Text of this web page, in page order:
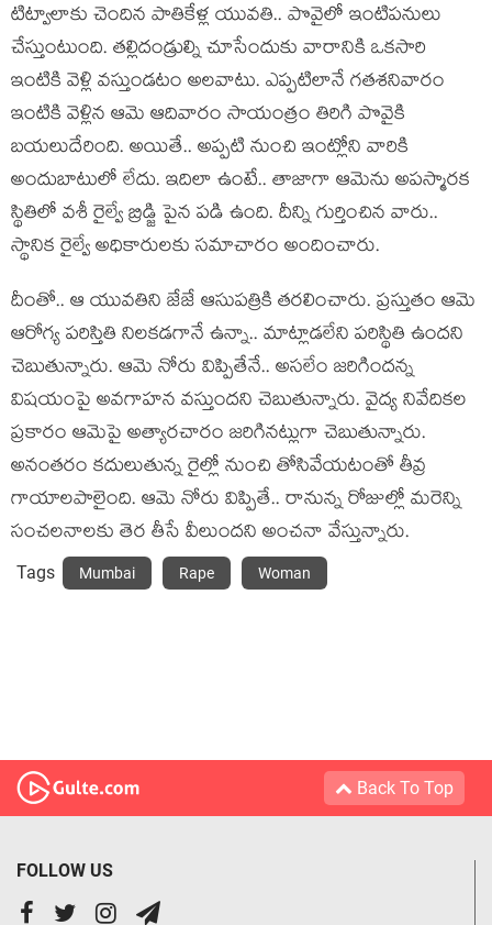
టిట్వాలాకు చెందిన పాతికేళ్ల యువతి.. పొవైలో ఇంటిపనులు
చేస్తుంటుంది. తల్లిదండ్రుల్ని చూసేందుకు వారానికి ఒకసారి
ఇంటికి వెళ్లి వస్తుండటం అలవాటు. ఎప్పటిలానే గతశనివారం
ఇంటికి వెళ్లిన ఆమె ఆదివారం సాయంత్రం తిరిగి పొవైకి
బయలుదేరింది. అయితే.. అప్పటి నుంచి ఇంట్లోని వారికి
అందుబాటులో లేదు. ఇదిలా ఉంటే.. తాజాగా ఆమెను అపస్మారక
స్థితిలో వశీ రైల్వే బ్రిడ్జి పైన పడి ఉంది. దీన్ని గుర్తించిన వారు..
స్థానిక రైల్వే అధికారులకు సమాచారం అందించారు.
దీంతో.. ఆ యువతిని జేజే ఆసుపత్రికి తరలించారు. ప్రస్తుతం ఆమె
ఆరోగ్య పరిస్తితి నిలకడగానే ఉన్నా.. మాట్లాడలేని పరిస్థితి ఉందని
చెబుతున్నారు. ఆమె నోరు విప్పితేనే.. అసలేం జరిగిందన్న
విషయంపై అవగాహన వస్తుందని చెబుతున్నారు. వైద్య నివేదికల
ప్రకారం ఆమెపై అత్యారచారం జరిగినట్లుగా చెబుతున్నారు.
అనంతరం కదులుతున్న రైల్లో నుంచి తోసివేయటంతో తీవ్ర
గాయాలపాలైంది. ఆమె నోరు విప్పితే.. రానున్న రోజుల్లో మరెన్ని
సంచలనాలకు తెర తీసే వీలుందని అంచనా వేస్తున్నారు.
Tags Mumbai Rape Woman
Back To Top
FOLLOW US